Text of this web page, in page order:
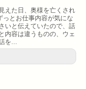
えた日、奥様を亡くされ
っとお仕事内容が気にな
いと伝えていたので、話
内容は違うものの、ウェ
を...